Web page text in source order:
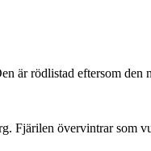
är rödlistad eftersom den
Fjärilen övervintrar som